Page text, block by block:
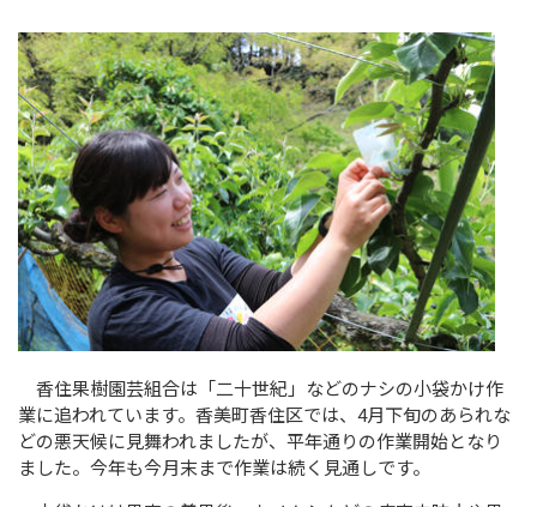
香住果樹園芸組合は「二十世紀」などのナシの小袋かけ作
業に追われています。香美町香住区では、 4月下旬のあられな
どの悪天候に見舞われましたが、平年通りの作業開始となり
ました。今年も今月末まで作業は続く見通しです。